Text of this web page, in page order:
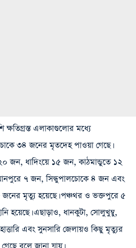
ক্ষতিগ্রস্ত এলাকাগুলোর মধ্যে
৩৪ জনের মৃতদেহ পাওয়া গেছে।
জন, ধাদিংয়ে ১৫ জন, কাঠমান্ডুতে ১২
৭ জন, সিন্ধুপালচোকে ৪ জন এবং
মৃত্যু হয়েছে। পঞ্চথর ও ভক্তপুরে ৫
হয়েছে। এছাড়াও, ধানকুটা, সোলুখুম্বু,
এবং সুনসারি জেলায়ও কিছু মৃত্যুর